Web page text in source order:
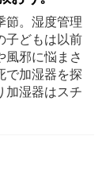
節。湿度管理
子どもは以前
風邪に悩まさ
で加湿器を探
加湿器はスチ